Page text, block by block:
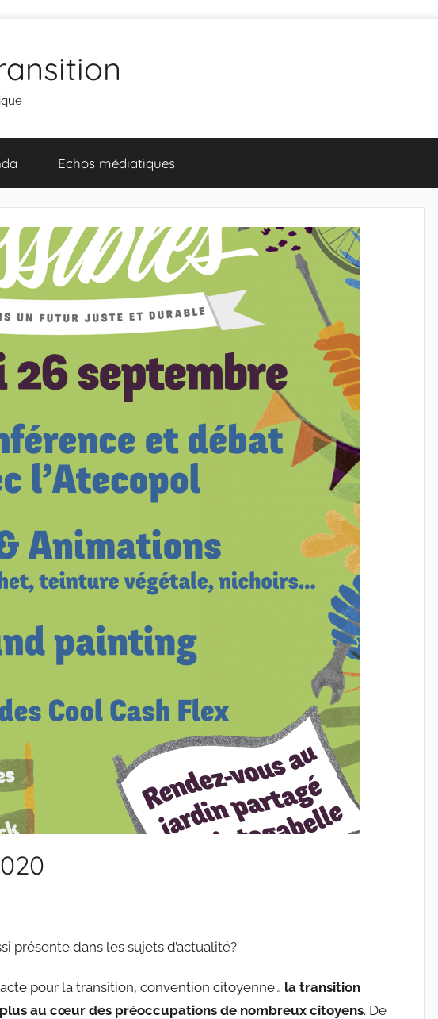
Echos médiatiques
présente dans les sujets d’actualité?
pour la transition, convention citoyenne… la transition
au cœur des préoccupations de nombreux citoyens. De